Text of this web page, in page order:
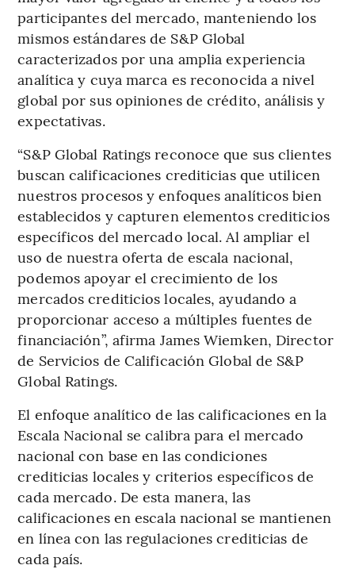
participantes del mercado, manteniendo los
mismos estándares de S&P Global
caracterizados por una amplia experiencia
analítica y cuya marca es reconocida a nivel
global por sus opiniones de crédito, análisis y
expectativas.
“S&P Global Ratings reconoce que sus clientes
buscan calificaciones crediticias que utilicen
nuestros procesos y enfoques analíticos bien
establecidos y capturen elementos crediticios
específicos del mercado local. Al ampliar el
uso de nuestra oferta de escala nacional,
podemos apoyar el crecimiento de los
mercados crediticios locales, ayudando a
proporcionar acceso a múltiples fuentes de
financiación”, afirma James Wiemken, Director
de Servicios de Calificación Global de S&P
Global Ratings.
El enfoque analítico de las calificaciones en la
Escala Nacional se calibra para el mercado
nacional con base en las condiciones
crediticias locales y criterios específicos de
cada mercado. De esta manera, las
calificaciones en escala nacional se mantienen
en línea con las regulaciones crediticias de
cada país.